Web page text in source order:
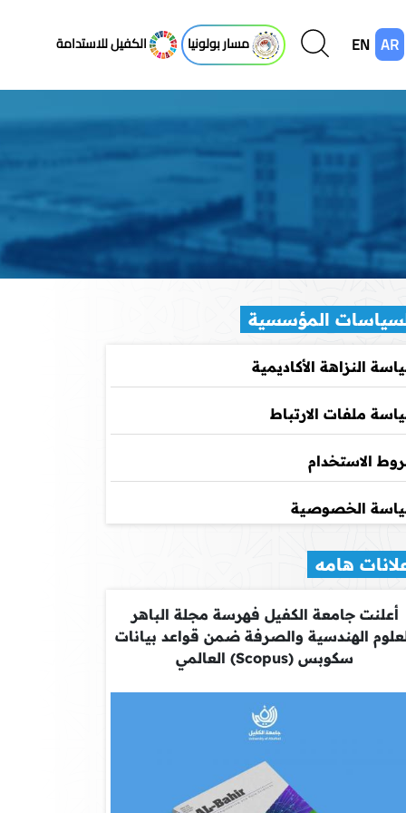
AR
EN مسار بولونيا الكفيل للاستدامة
المؤسسية
النزاهة الأكاديمية
ملفات الارتباط
الاستخدام
الخصوصية
هامه
أعلنت جامعة الكفيل فهرسة مجلة الباهر
الهندسية والصرفة ضمن قواعد بيانات
سكوبس (Scopus) العالمي